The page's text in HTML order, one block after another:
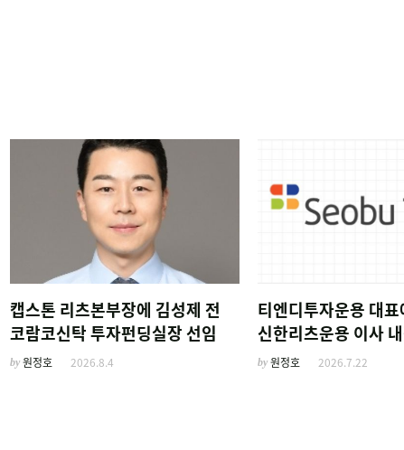
캡스톤 리츠본부장에 김성제 전
코람코신탁 투자펀딩실장 선임
by원정호 2026.8.4
티엔디투자운용 대
신한리츠운용 이사
by원정호 2026.7.22